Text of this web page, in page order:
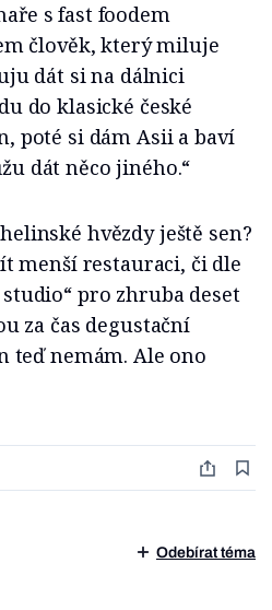
s fast foodem
člověk, který miluje
dát si na dálnici
do klasické české
poté si dám Asii a baví
dát něco jiného.“
hvězdy ještě sen?
menší restauraci, či dle
pro zhruba deset
za čas degustační
teď nemám. Ale ono
Odebírat téma